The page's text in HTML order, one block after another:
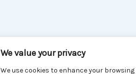
We value your privacy
We use cookies to enhance your browsing